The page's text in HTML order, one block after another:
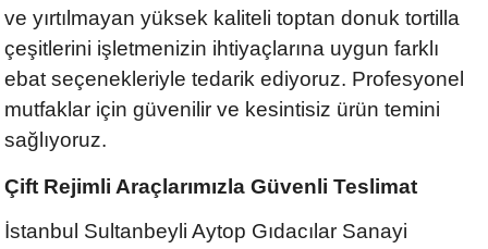
ve yırtılmayan yüksek kaliteli toptan donuk tortilla
çeşitlerini işletmenizin ihtiyaçlarına uygun farklı
ebat seçenekleriyle tedarik ediyoruz. Profesyonel
mutfaklar için güvenilir ve kesintisiz ürün temini
sağlıyoruz.
Çift Rejimli Araçlarımızla Güvenli Teslimat
İstanbul Sultanbeyli Aytop Gıdacılar Sanayi